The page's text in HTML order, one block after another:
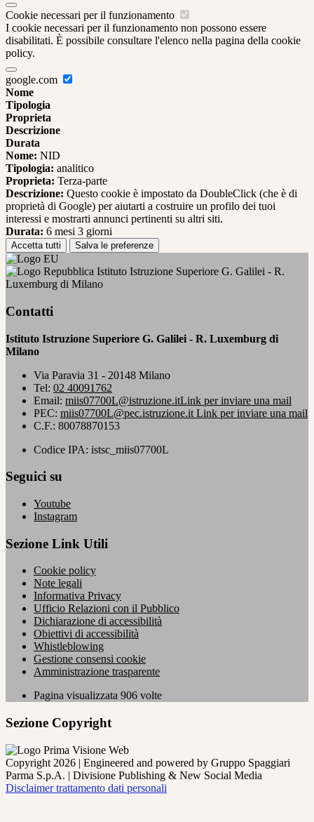
Cookie necessari per il funzionamento
I cookie necessari per il funzionamento non possono essere
disabilitati. È possibile consultare l'elenco nella pagina della cookie
policy.
google.com
Nome
Tipologia
Proprieta
Descrizione
Durata
Nome: NID
Tipologia: analitico
Proprieta: Terza-parte
Descrizione: Questo cookie è impostato da DoubleClick (che è di
proprietà di Google) per aiutarti a costruire un profilo dei tuoi
interessi e mostrarti annunci pertinenti su altri siti.
Durata: 6 mesi 3 giorni
Accetta tutti Salva le preferenze
Istituto Istruzione Superiore G. Galilei - R.
Luxemburg di Milano
Contatti
Istituto Istruzione Superiore G. Galilei - R. Luxemburg di
Milano
Via Paravia 31 - 20148 Milano
Tel: 02 40091762
Email: miis07700L@istruzione.itLink per inviare una mail
PEC: miis07700L@pec.istruzione.it Link per inviare una mail
C.F.: 80078870153
Codice IPA: istsc_miis07700L
Seguici su
Youtube
Instagram
Sezione Link Utili
Cookie policy
Note legali
Informativa Privacy
Ufficio Relazioni con il Pubblico
Dichiarazione di accessibilità
Obiettivi di accessibilità
Whistleblowing
Gestione consensi cookie
Amministrazione trasparente
Pagina visualizzata 906 volte
Sezione Copyright
Copyright 2026 | Engineered and powered by Gruppo Spaggiari
Parma S.p.A. | Divisione Publishing & New Social Media
Disclaimer trattamento dati personali